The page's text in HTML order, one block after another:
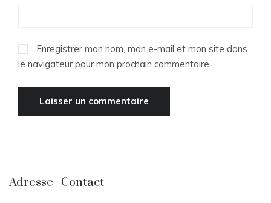
Enregistrer mon nom, mon e-mail et mon site dans
le navigateur pour mon prochain commentaire.
Adresse | Contact